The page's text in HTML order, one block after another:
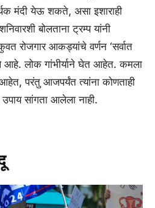
मंदी येऊ शकते, असा इशाराही
बोलताना ट्रम्प यांनी
रोजगार आकड्यांचे वर्णन ‘सर्वात
आहे. लोक गांभीर्याने घेत आहेत. कमला
परंतु आजपर्यंत त्यांना कोणताही
उपाय सांगता आलेला नाही.